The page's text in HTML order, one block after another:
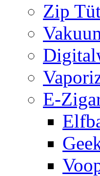
Zip
E-